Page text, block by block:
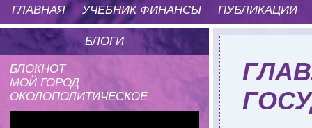
ГЛАВНАЯ УЧЕБНИК ФИНАНСЫ ПУБЛИКАЦИИ
БЛОГИ
БЛОКНОТ
МОЙ ГОРОД
ОКОЛОПОЛИТИЧЕСКОЕ